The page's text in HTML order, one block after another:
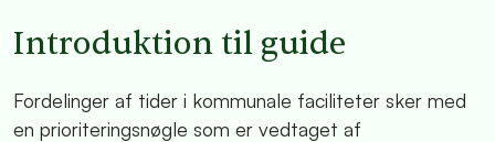
Introduktion til guide
Fordelinger af tider i kommunale faciliteter sker med
en prioriteringsnøgle som er vedtaget af